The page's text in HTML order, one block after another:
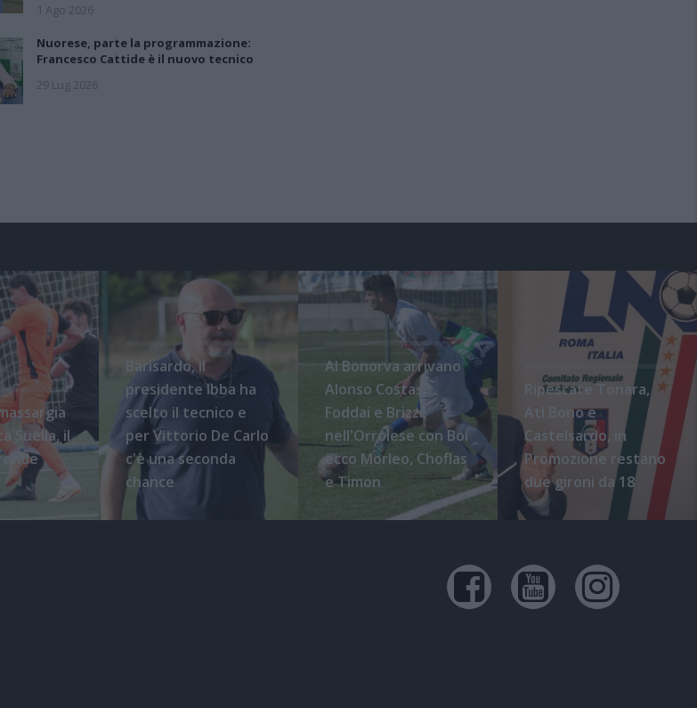
1 Ago 2026
Nuorese, parte la programmazione:
Francesco Cattide è il nuovo tecnico
29 Lug 2026
Suella, il
Barisardo, il
presidente Ibba ha
scelto il tecnico e
per Vittorio De Carlo
c'è una seconda
chance
Al Bonorva arrivano
Alonso Costas,
Foddai e Brizzi,
nell'Orrolese con Boi
ecco Morleo, Choflas
e Timon
Ripescate Tonara,
Atl Bono e
Castelsardo, in
Promozione restano
due gironi da 18